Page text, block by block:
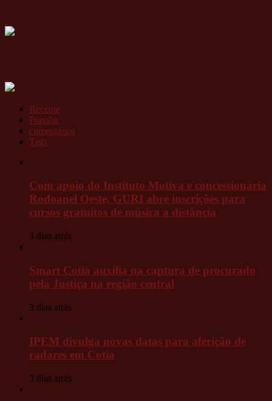
Recente
Popular
comentários
Tags
Com apoio do Instituto Motiva e concessionária
Rodoanel Oeste, GURI abre inscrições para
cursos gratuitos de música a distância
3 dias atrás
Smart Cotia auxilia na captura de procurado
pela Justiça na região central
3 dias atrás
IPEM divulga novas datas para aferição de
radares em Cotia
3 dias atrás